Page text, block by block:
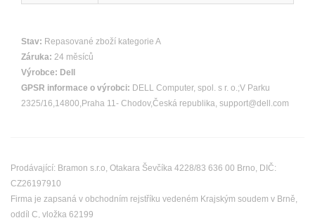
Stav: Repasované zboží kategorie A
Záruka: 24 měsíců
Výrobce: Dell
GPSR informace o výrobci: DELL Computer, spol. s r. o.;V Parku
2325/16,14800,Praha 11- Chodov,Česká republika, support@dell.com
Prodávající: Bramon s.r.o, Otakara Ševčíka 4228/83 636 00 Brno, DIČ:
CZ26197910
Firma je zapsaná v obchodním rejstříku vedeném Krajským soudem v Brně,
oddíl C, vložka 62199